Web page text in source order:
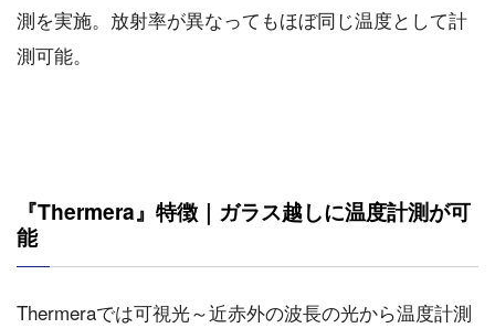
測を実施。放射率が異なってもほぼ同じ温度として計
測可能。
『Thermera』特徴｜ガラス越しに温度計測が可
能
Thermeraでは可視光～近赤外の波長の光から温度計測